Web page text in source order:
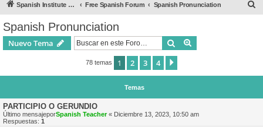
Spanish Institute of Puebla Free Spanish Forum Spanish Pronunciation
Spanish Pronunciation
Nuevo Tema Buscar
78 temas 1 2 3 4
Temas
PARTICIPIO O GERUNDIO
Último mensajeporSpanish Teacher« Diciembre 13, 2023, 10:50 am
Respuestas: 1